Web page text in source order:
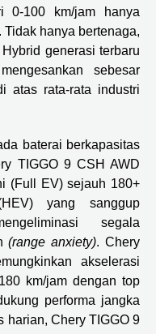
0-100 km/jam hanya
hanya bertenaga,
generasi terbaru
sebesar
atas rata-rata industri
baterai berkapasitas
TIGGO 9 CSH AWD
(Full EV) sejauh 180+
yang sanggup
segala
(range anxiety). Chery
akselerasi
km/jam dengan top
performa jangka
harian, Chery TIGGO 9